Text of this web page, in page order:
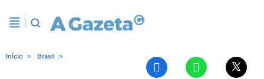
Início Brasil